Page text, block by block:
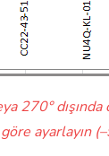
270°
ayarlayın